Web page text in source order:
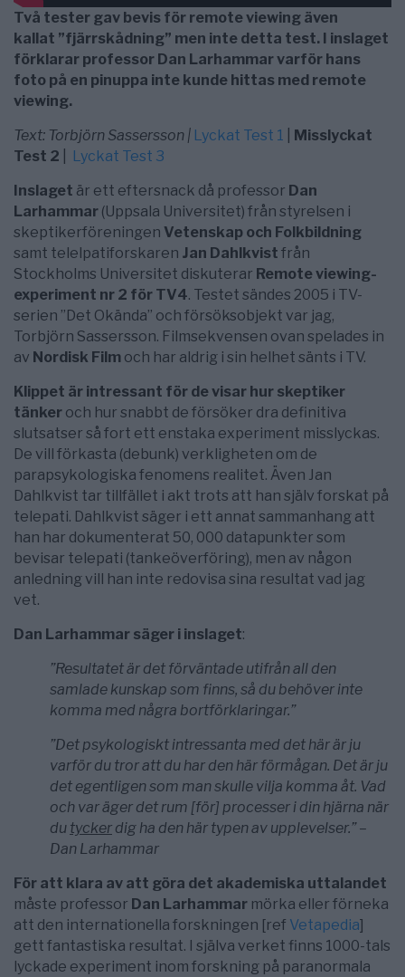
Två tester gav bevis för remote viewing även
kallat ”fjärrskådning” men inte detta test. I inslaget
förklarar professor Dan Larhammar varför hans
foto på en pinuppa inte kunde hittas med remote
viewing.
Text: Torbjörn Sassersson | Lyckat Test 1
Misslyckat
Test 2
Lyckat Test 3
Inslaget är ett eftersnack då professor Dan
Larhammar (Uppsala Universitet) från styrelsen i
skeptikerföreningen Vetenskap och Folkbildning
samt telelpatiforskaren Jan Dahlkvist från
Stockholms Universitet diskuterar Remote viewing-
experiment nr 2 för TV4. Testet sändes 2005 i TV-
serien ”Det Okända” och försöksobjekt var jag,
Torbjörn Sassersson. Filmsekvensen ovan spelades in
av Nordisk Film och har aldrig i sin helhet sänts i TV.
Klippet är intressant för de visar hur skeptiker
tänker och hur snabbt de försöker dra definitiva
slutsatser så fort ett enstaka experiment misslyckas.
De vill förkasta (debunk) verkligheten om de
parapsykologiska fenomens realitet. Även Jan
Dahlkvist tar tillfället i akt trots att han själv forskat på
telepati. Dahlkvist säger i ett annat sammanhang att
han har dokumenterat 50, 000 datapunkter som
bevisar telepati (tankeöverföring), men av någon
anledning vill han inte redovisa sina resultat vad jag
vet.
Dan Larhammar säger i inslaget:
”Resultatet är det förväntade utifrån all den
samlade kunskap som finns, så du behöver inte
komma med några bortförklaringar.”
”Det psykologiskt intressanta med det här är ju
varför du tror att du har den här förmågan. Det är ju
det egentligen som man skulle vilja komma åt. Vad
och var äger det rum [för] processer i din hjärna när
du tycker dig ha den här typen av upplevelser.” –
Dan Larhammar
För att klara av att göra det akademiska uttalandet
måste professor Dan Larhammar mörka eller förneka
att den internationella forskningen [ref Vetapedia]
gett fantastiska resultat. I själva verket finns 1000-tals
lyckade experiment inom forskning på paranormala